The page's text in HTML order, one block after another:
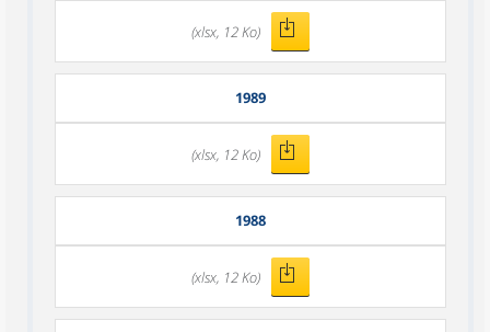
(xlsx, 12 Ko)
1989
(xlsx, 12 Ko)
1988
(xlsx, 12 Ko)